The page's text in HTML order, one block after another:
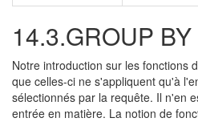
14.3.GROUP BY
Notre introduction sur les fonctions
que celles-ci ne s'appliquent qu'à
sélectionnés par la requête. Il n'en
entrée en matière. La notion de